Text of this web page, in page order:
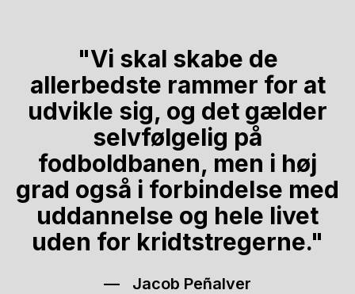
"Vi skal skabe de
allerbedste rammer for at
udvikle sig, og det gælder
selvfølgelig på
fodboldbanen, men i høj
grad også i forbindelse med
uddannelse og hele livet
uden for kridtstregerne."
Jacob Peñalver